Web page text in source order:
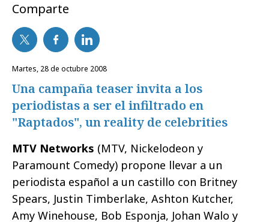
Comparte
martes, 28 de octubre 2008
Una campaña teaser invita a los
periodistas a ser el infiltrado en
"Raptados", un reality de celebrities
MTV Networks (MTV, Nickelodeon y
Paramount Comedy) propone llevar a un
periodista español a un castillo con Britney
Spears, Justin Timberlake, Ashton Kutcher,
Amy Winehouse, Bob Esponja, Johan Walo y